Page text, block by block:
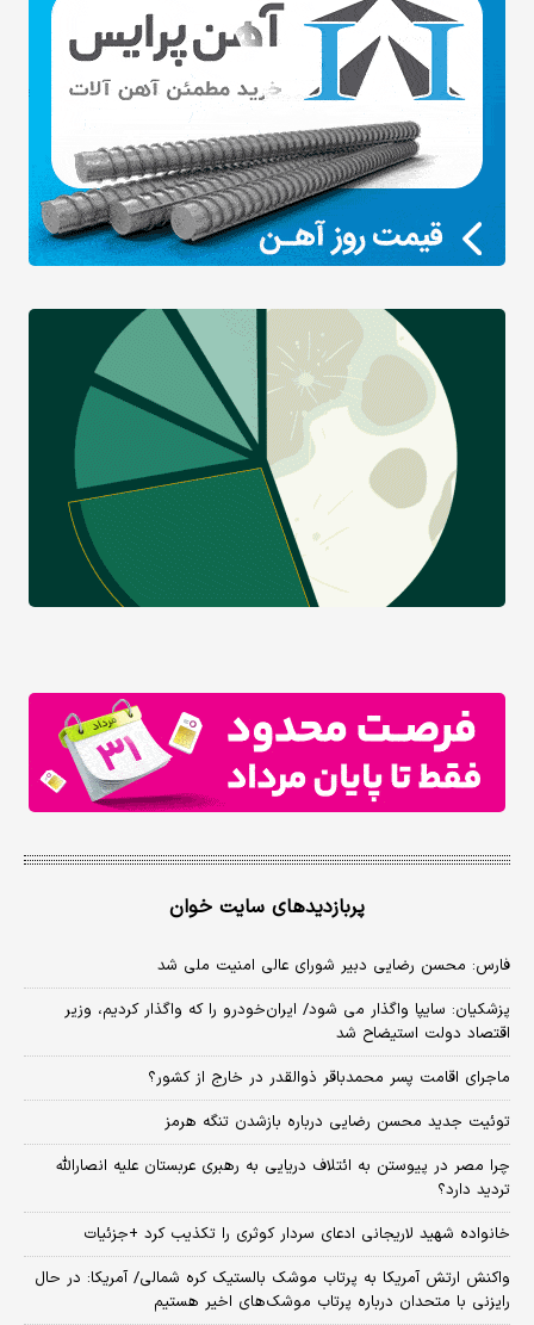
پربازدیدهای سایت خوان
فارس: محسن رضایی دبیر شورای عالی امنیت ملی شد
پزشکیان: سایپا واگذار می شود/ ایران‌خودرو را که واگذار کردیم، وزیر
اقتصاد دولت استیضاح شد
ماجرای اقامت پسر محمدباقر ذوالقدر در خارج از کشور؟
توئیت جدید محسن رضایی درباره بازشدن تنگه هرمز
چرا مصر در پیوستن به ائتلاف دریایی به رهبری عربستان علیه انصارالله
تردید دارد؟
خانواده شهید لاریجانی ادعای سردار کوثری را تکذیب کرد +جزئیات
واکنش ارتش آمریکا به پرتاب موشک بالستیک کره شمالی/ آمریکا: در حال
رایزنی با متحدان درباره پرتاب موشک‌های اخیر هستیم